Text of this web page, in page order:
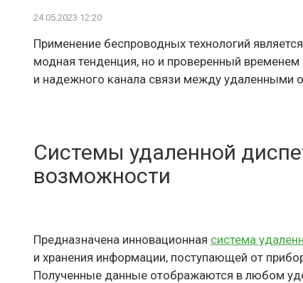
24.05.2023 12:20
Применение беспроводных технологий
модная тенденция, но и проверенный
и надежного канала связи между удаленными
Системы удаленной
возможности
Предназначена инновационная система
и хранения информации, поступающей от
Полученные данные отображаются в любом